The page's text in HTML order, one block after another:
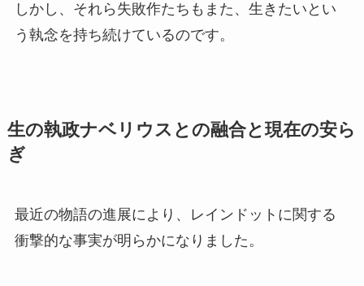
しかし、それら失敗作たちもまた、生きたいとい
う執念を持ち続けているのです。
生の執政ナベリウスとの融合と現在の安ら
ぎ
最近の物語の進展により、レインドットに関する
衝撃的な事実が明らかになりました。